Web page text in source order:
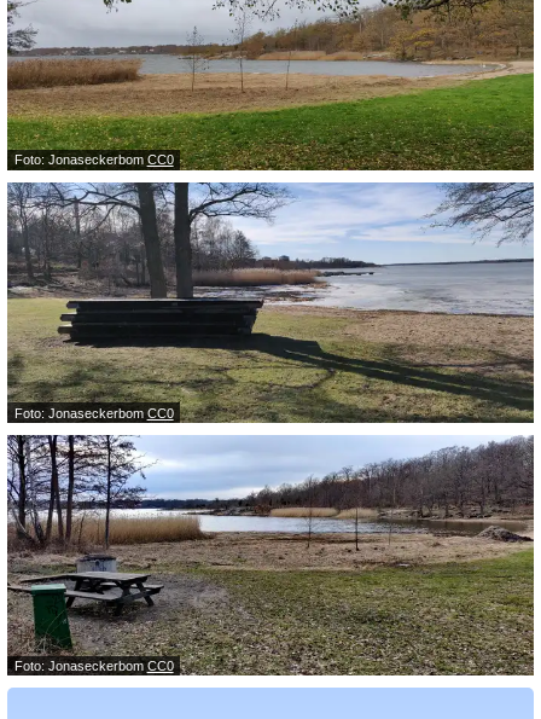
Foto: Jonaseckerbom CC0
Foto: JonaseckerbomCC0
Foto: JonaseckerbomCC0